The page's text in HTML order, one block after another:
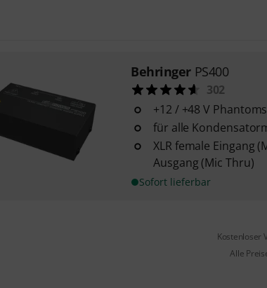
Behringer PS400
302
+12 / +48 V
für alle
XLR female Eingang
Ausgang (Mic Thru)
Sofort lieferbar
Kostenloser
Alle